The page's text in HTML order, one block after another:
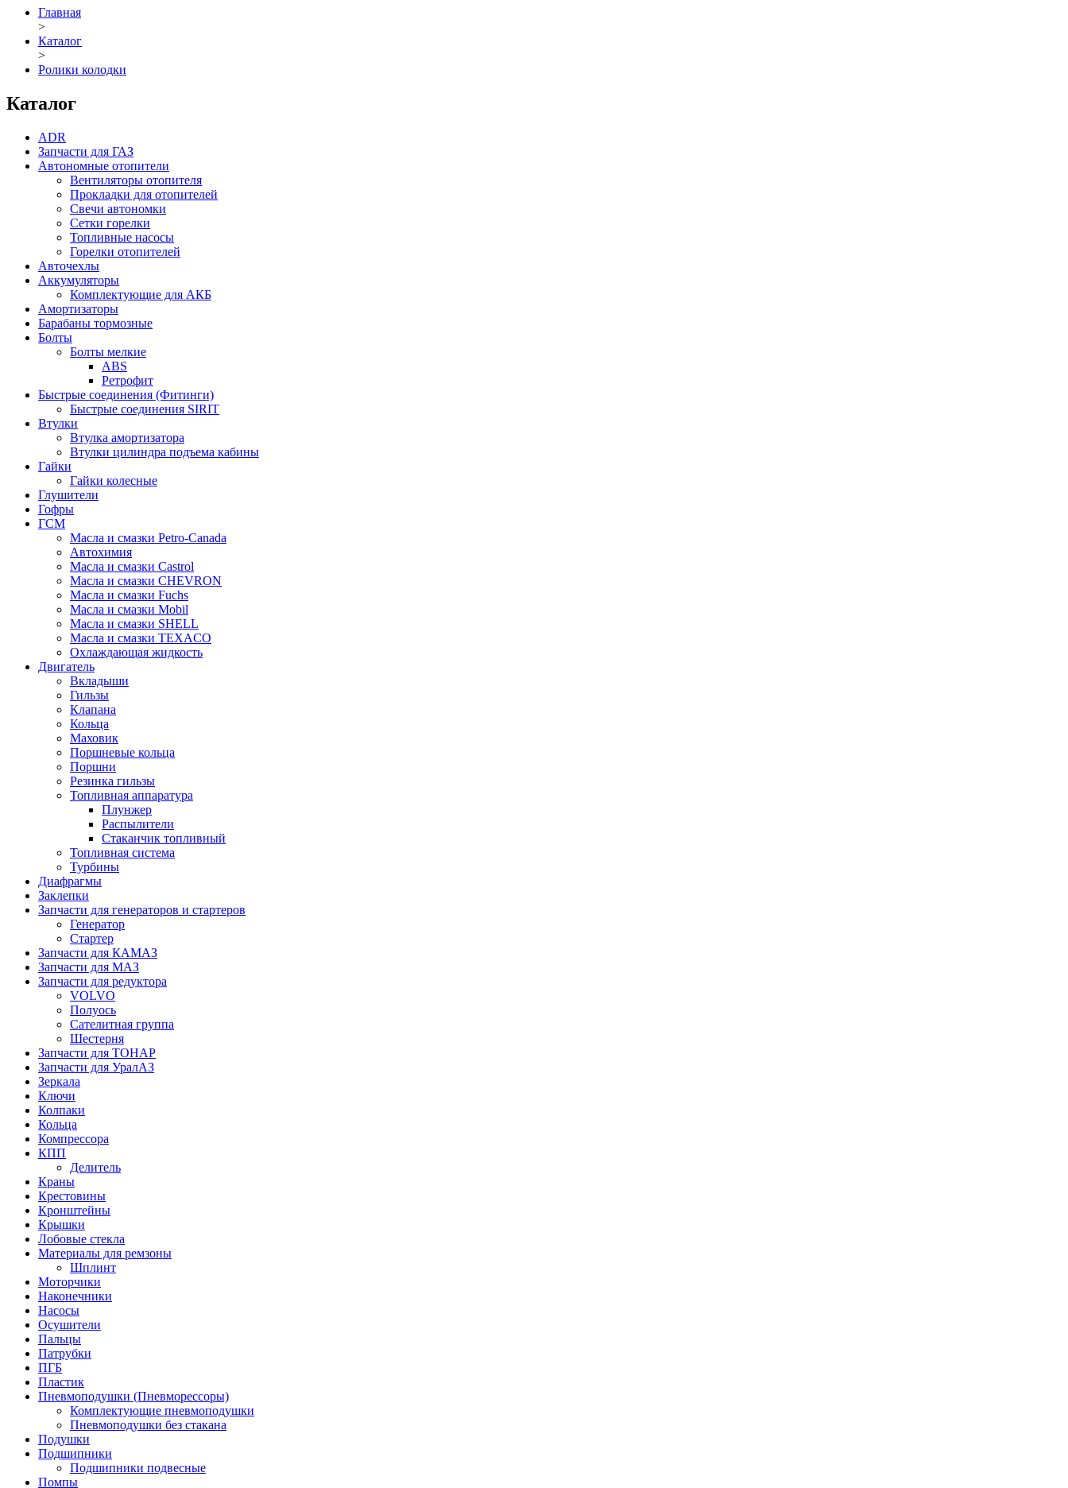
Главная
>
Каталог
>
Ролики колодки
Каталог
ADR
Запчасти для ГАЗ
Автономные отопители
Вентиляторы отопителя
Прокладки для отопителей
Свечи автономки
Сетки горелки
Топливные насосы
Горелки отопителей
Авточехлы
Аккумуляторы
Комплектующие для АКБ
Амортизаторы
Барабаны тормозные
Болты
Болты мелкие
ABS
Ретрофит
Быстрые соединения (Фитинги)
Быстрые соединения SIRIT
Втулки
Втулка амортизатора
Втулки цилиндра подъема кабины
Гайки
Гайки колесные
Глушители
Гофры
ГСМ
Масла и смазки Petro-Canada
Автохимия
Масла и смазки Castrol
Масла и смазки CHEVRON
Масла и смазки Fuchs
Масла и смазки Mobil
Масла и смазки SHELL
Масла и смазки TEXACO
Охлаждающая жидкость
Двигатель
Вкладыши
Гильзы
Клапана
Кольца
Маховик
Поршневые кольца
Поршни
Резинка гильзы
Топливная аппаратура
Плунжер
Распылители
Стаканчик топливный
Топливная система
Турбины
Диафрагмы
Заклепки
Запчасти для генераторов и стартеров
Генератор
Стартер
Запчасти для КАМАЗ
Запчасти для МАЗ
Запчасти для редуктора
VOLVO
Полуось
Сателитная группа
Шестерня
Запчасти для ТОНАР
Запчасти для УралАЗ
Зеркала
Ключи
Колпаки
Кольца
Компрессора
КПП
Делитель
Краны
Крестовины
Кронштейны
Крышки
Лобовые стекла
Материалы для ремзоны
Шплинт
Моторчики
Наконечники
Насосы
Осушители
Пальцы
Патрубки
ПГБ
Пластик
Пневмоподушки (Пневморессоры)
Комплектующие пневмоподушки
Пневмоподушки без стакана
Подушки
Подшипники
Подшипники подвесные
Помпы